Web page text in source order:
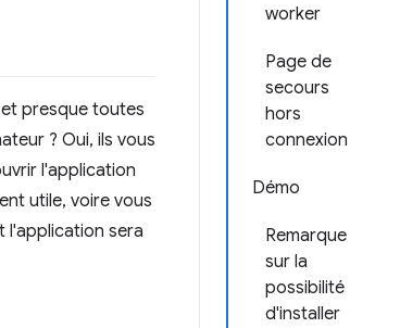
worker
Page de
secours
hors
connexion
Démo
Remarque
sur la
possibilité
d'installer
presque toutes
? Oui, ils vous
l'application
utile, voire vous
l'application sera